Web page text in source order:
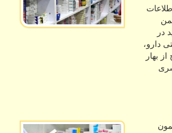
در
دارو،
بهار